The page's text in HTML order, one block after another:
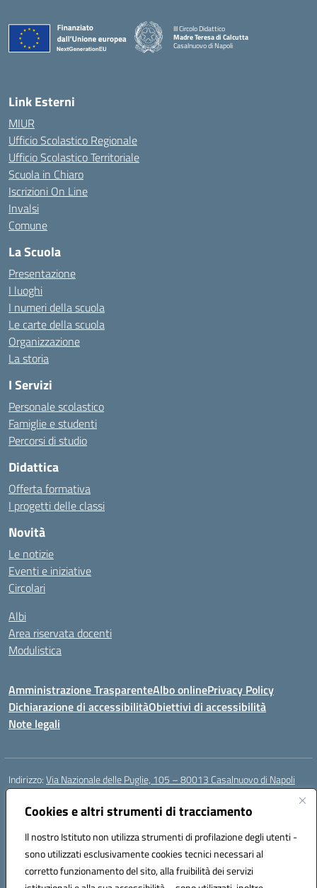
Cookies e altri strumenti di tracciamento
Il nostro Istituto non utilizza strumenti di profilazione degli utenti -
sono utilizzati esclusivamente cookies tecnici necessari al
corretto funzionamento del sito, alla fruibilità dei servizi
III Circolo Didattico
Madre Teresa di Calcutta
Casalnuovo di Napoli
— Visita la pagina iniziale della scuola
Link Esterni
MIUR
Ufficio Scolastico Regionale
Ufficio Scolastico Territoriale
Scuola in Chiaro
Iscrizioni On Line
Invalsi
Comune
La Scuola
Presentazione
I luoghi
I numeri della scuola
Le carte della scuola
Organizzazione
La storia
I Servizi
Personale scolastico
Famiglie e studenti
Percorsi di studio
Didattica
Offerta formativa
I progetti delle classi
Novità
Le notizie
Eventi e iniziative
Circolari
Albi
Area riservata docenti
Modulistica
Amministrazione TrasparenteAlbo onlinePrivacy Policy
Dichiarazione di accessibilitàObiettivi di accessibilità
Note legali
Indirizzo:Via Nazionale delle Puglie, 105 – 80013 Casalnuovo di Napoli
Centralino:
Email:naee32300a@istruzione.it
Codice fiscale: 93007720639
Codice meccanografico:
NAEE32300A
Codice unico di fatturazione (CUF): UFDMFG